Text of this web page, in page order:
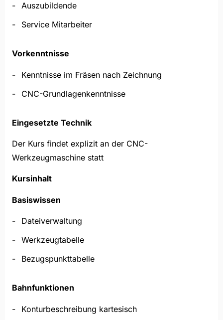
Auszubildende
Service Mitarbeiter
Vorkenntnisse
Kenntnisse im Fräsen nach Zeichnung
CNC-Grundlagenkenntnisse
Eingesetzte Technik
Der Kurs findet explizit an der CNC-
Werkzeugmaschine statt
Kursinhalt
Basiswissen
Dateiverwaltung
Werkzeugtabelle
Bezugspunkttabelle
Bahnfunktionen
Konturbeschreibung kartesisch